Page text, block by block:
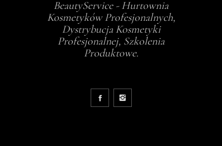
BeautyService - Hurtownia
Kosmetyków Profesjonalnych,
Dystrybucja Kosmetyki
Profesjonalnej, Szkolenia
Produktowe.